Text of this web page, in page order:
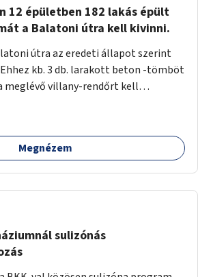
12 épületben 182 lakás épült
a Balatoni útra kell kivinni.
útra az eredeti állapot szerint
-tömböt
villany-rendőrt kell
a személyautójukkal
közlekedhessenek. A
Megnézem
sulizónás